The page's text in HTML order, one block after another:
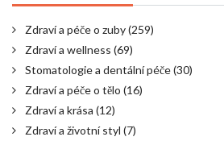
Zdraví a péče o zuby(259)
Zdraví a wellness (69)
Stomatologie a dentální péče(30)
Zdraví a péče o tělo (16)
Zdraví a krása (12)
Zdraví a životní styl (7)